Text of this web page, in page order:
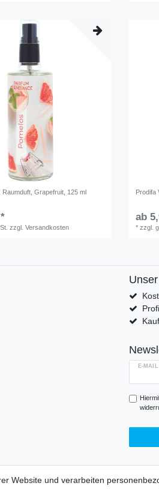
Raumduft, Grapefruit, 125 ml
zzgl.Versandkosten
Prodifa
ab
*zzgl.
E-
Website und verarbeiten